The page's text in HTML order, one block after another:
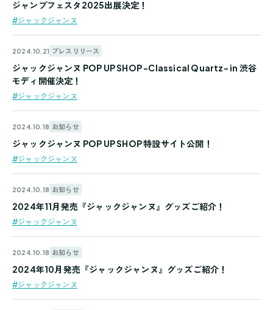
#ジャックジャンヌ
ジャンプフェスタ2025出展決定！
2024.10.21 プレスリリース
#ジャックジャンヌ
ジャックジャンヌ POP UP SHOP -Classical Quartz- in 渋谷
モディ開催決定！
2024.10.18 お知らせ
#ジャックジャンヌ
ジャックジャンヌ POP UP SHOP 特設サイト公開！
2024.10.18 お知らせ
#ジャックジャンヌ
2024年11月発売『ジャックジャンヌ』グッズご紹介！
2024.10.18 お知らせ
#ジャックジャンヌ
2024年10月発売『ジャックジャンヌ』グッズご紹介！